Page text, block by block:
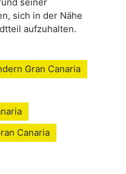
sich in der Nähe
aufzuhalten.
Gran Canaria
Canaria